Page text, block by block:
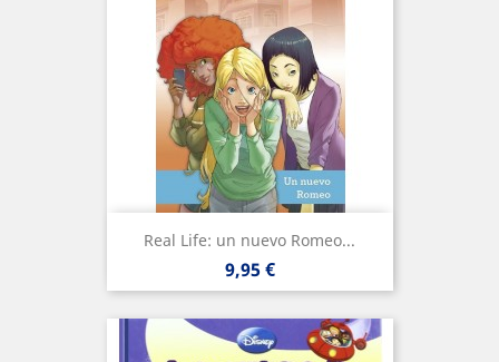
Real Life: un nuevo Romeo...
Precio
9,95 €